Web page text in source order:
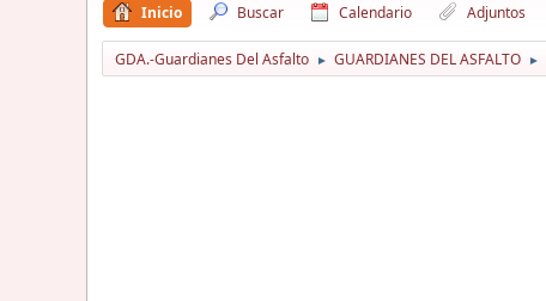
Inicio Buscar Calendario Adjuntos
GDA.-Guardianes Del Asfalto ► GUARDIANES DEL ASFALTO ►